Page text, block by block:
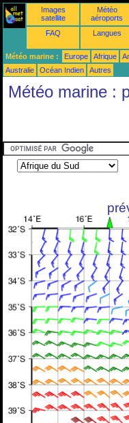
Images
satellite
Météo
aéroports
FAQ Langues
Météo marine : Europe Afrique
Australie
Océan Indien Autres
Météo marine :